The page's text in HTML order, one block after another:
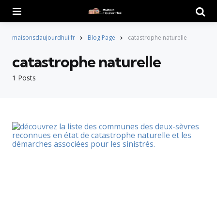
maisonsdaujourdhui.fr Blog Page catastrophe naturelle
1 Posts
catastrophe naturelle